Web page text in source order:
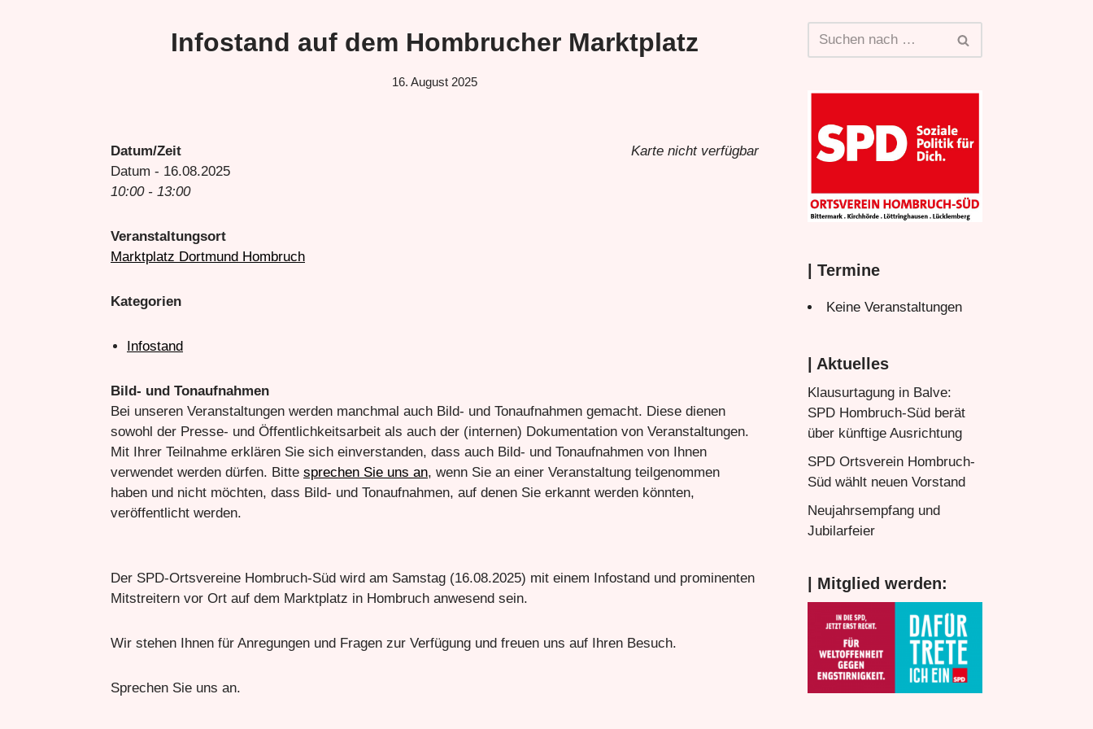
Infostand auf dem Hombrucher Marktplatz
16. August 2025
Karte nicht verfügbar
Datum/Zeit
Datum - 16.08.2025
10:00 - 13:00
Veranstaltungsort
Marktplatz Dortmund Hombruch
Kategorien
Infostand
Bild- und Tonaufnahmen
Bei unseren Veranstaltungen werden manchmal auch Bild- und Tonaufnahmen gemacht. Diese dienen
sowohl der Presse- und Öffentlichkeitsarbeit als auch der (internen) Dokumentation von Veranstaltungen.
Mit Ihrer Teilnahme erklären Sie sich einverstanden, dass auch Bild- und Tonaufnahmen von Ihnen
verwendet werden dürfen. Bitte sprechen Sie uns an, wenn Sie an einer Veranstaltung teilgenommen
haben und nicht möchten, dass Bild- und Tonaufnahmen, auf denen Sie erkannt werden könnten,
veröffentlicht werden.
Der SPD-Ortsvereine Hombruch-Süd wird am Samstag (16.08.2025) mit einem Infostand und prominenten
Mitstreitern vor Ort auf dem Marktplatz in Hombruch anwesend sein.
Wir stehen Ihnen für Anregungen und Fragen zur Verfügung und freuen uns auf Ihren Besuch.
Sprechen Sie uns an.
| Termine
Keine Veranstaltungen
| Aktuelles
Klausurtagung in Balve:
SPD Hombruch-Süd berät
über künftige Ausrichtung
SPD Ortsverein Hombruch-
Süd wählt neuen Vorstand
Neujahrsempfang und
Jubilarfeier
| Mitglied werden: